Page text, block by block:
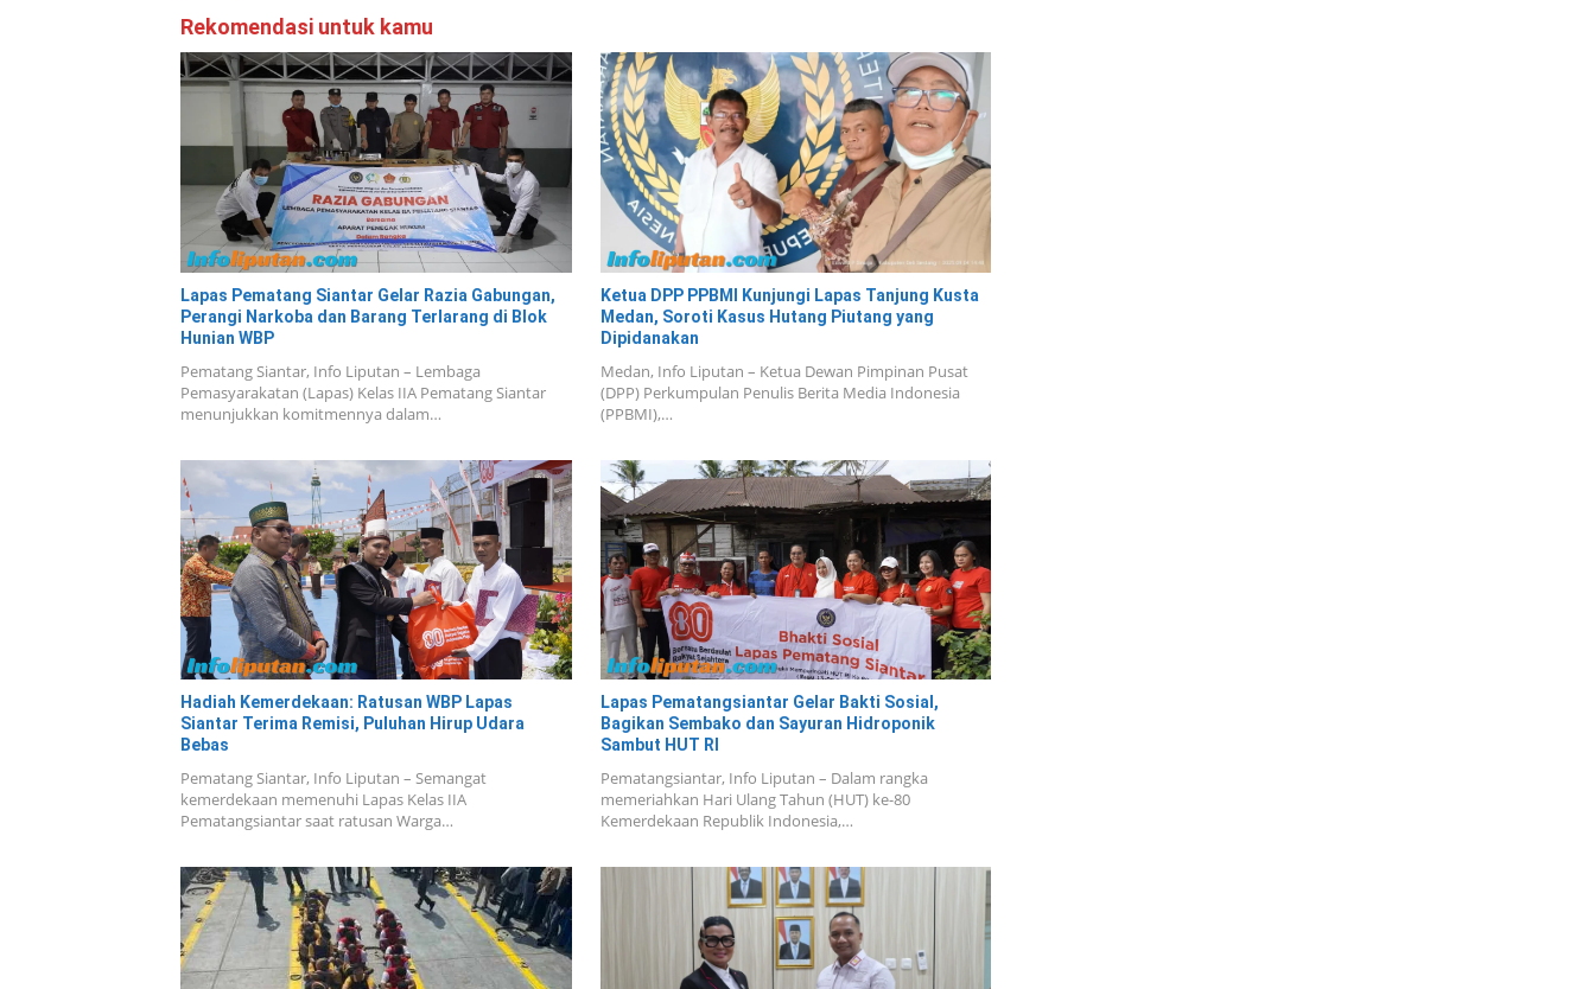
Rekomendasi untuk kamu
Lapas Pematang Siantar Gelar Razia Gabungan,
Perangi Narkoba dan Barang Terlarang di Blok
Hunian WBP
Pematang Siantar, Info Liputan – Lembaga
Pemasyarakatan (Lapas) Kelas IIA Pematang Siantar
menunjukkan komitmennya dalam…
Ketua DPP PPBMI Kunjungi Lapas Tanjung Kusta
Medan, Soroti Kasus Hutang Piutang yang
Dipidanakan
Medan, Info Liputan – Ketua Dewan Pimpinan Pusat
(DPP) Perkumpulan Penulis Berita Media Indonesia
(PPBMI),…
Hadiah Kemerdekaan: Ratusan WBP Lapas
Siantar Terima Remisi, Puluhan Hirup Udara
Bebas
Pematang Siantar, Info Liputan – Semangat
kemerdekaan memenuhi Lapas Kelas IIA
Pematangsiantar saat ratusan Warga…
Lapas Pematangsiantar Gelar Bakti Sosial,
Bagikan Sembako dan Sayuran Hidroponik
Sambut HUT RI
Pematangsiantar, Info Liputan – Dalam rangka
memeriahkan Hari Ulang Tahun (HUT) ke-80
Kemerdekaan Republik Indonesia,…